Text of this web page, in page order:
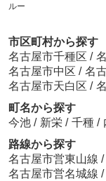
ルー
市区町村から探す
名古屋市千種区 /
名古屋市中区 / 名
名古屋市天白区 /
町名から探す
今池 / 新栄 / 千種 /
路線から探す
名古屋市営東山線 /
名古屋市営名城線 /